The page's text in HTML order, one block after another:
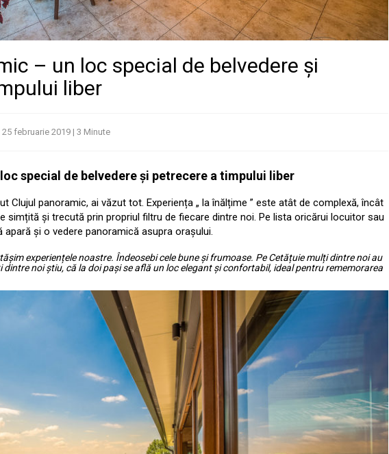
– un loc special de belvedere și
liber
25 februarie 2019 | 3 Minute
special de belvedere și petrecere a timpului liber
Clujul panoramic, ai văzut tot. Experiența „ la înălțime ” este atât de complexă, încât
simțită și trecută prin propriul filtru de fiecare dintre noi. Pe lista oricărui locuitor sau
apară și o vedere panoramică asupra orașului.
experiențele noastre. Îndeosebi cele bune și frumoase. Pe Cetățuie mulți dintre noi au
noi știu, că la doi pași se află un loc elegant și confortabil, ideal pentru rememorarea